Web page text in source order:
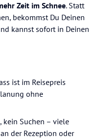
Zeit im Schnee. Statt
bekommst Du Deinen
kannst sofort in Deinen
ist im Reisepreis
ohne
kein Suchen – viele
der Rezeption oder